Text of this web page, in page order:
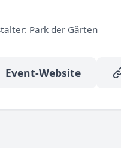
Park der Gärten
Event-Website